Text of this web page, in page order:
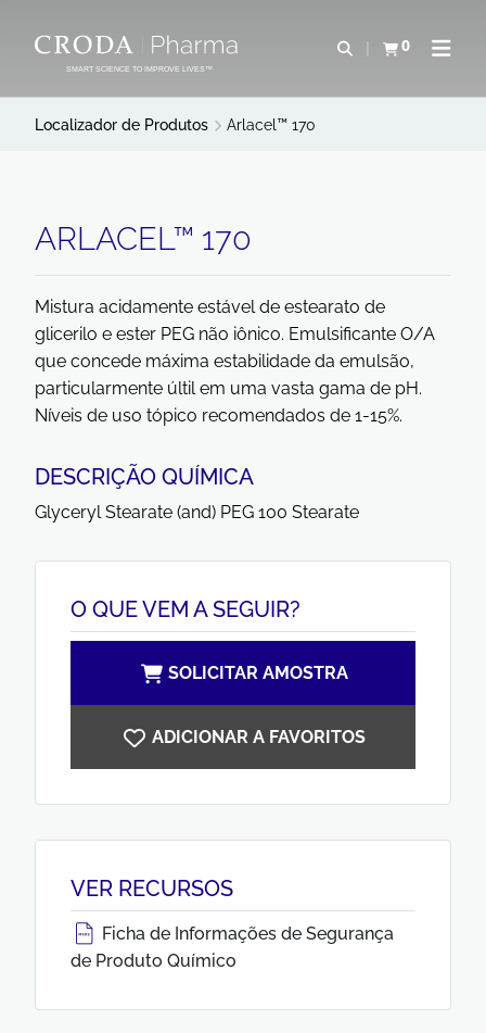
PARA
CONTEÚDO
PARA
MENU
SMART SCIENCE TO IMPROVE LIVES™
Abrir pesquisa
0
Exibir cestaAbrir
Localizador de Produtos Arlacel™ 170
ARLACEL™ 170
Mistura acidamente estável de estearato de
glicerilo e ester PEG não iônico. Emulsificante O/A
que concede máxima estabilidade da emulsão,
particularmente últil em uma vasta gama de pH.
Níveis de uso tópico recomendados de 1-15%.
DESCRIÇÃO QUÍMICA
Glyceryl Stearate (and) PEG 100 Stearate
O QUE VEM A SEGUIR?
SOLICITAR AMOSTRA
ADICIONAR A FAVORITOS
VER RECURSOS
Ficha de Informações de Segurança
de Produto Químico